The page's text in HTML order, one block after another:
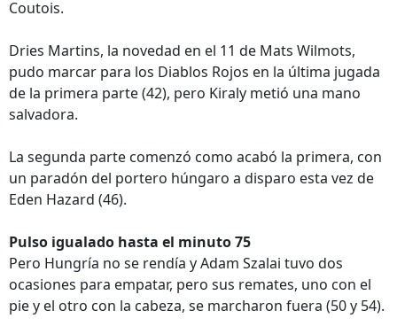
Coutois.
Dries Martins, la novedad en el 11 de Mats Wilmots,
pudo marcar para los Diablos Rojos en la última jugada
de la primera parte (42), pero Kiraly metió una mano
salvadora.
La segunda parte comenzó como acabó la primera, con
un paradón del portero húngaro a disparo esta vez de
Eden Hazard (46).
Pulso igualado hasta el minuto 75
Pero Hungría no se rendía y Adam Szalai tuvo dos
ocasiones para empatar, pero sus remates, uno con el
pie y el otro con la cabeza, se marcharon fuera (50 y 54).